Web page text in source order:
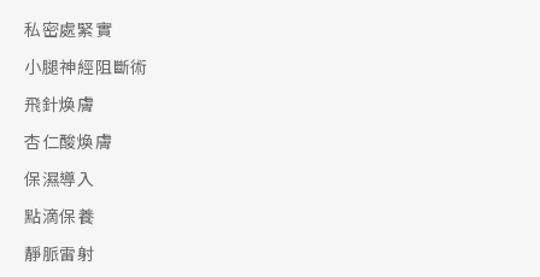
私密處緊實
小腿神經阻斷術
飛針煥膚
杏仁酸煥膚
保濕導入
點滴保養
靜脈雷射